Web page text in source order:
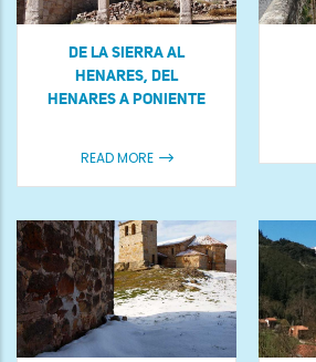
DE LA SIERRA AL
HENARES, DEL
HENARES A PONIENTE
READ MORE